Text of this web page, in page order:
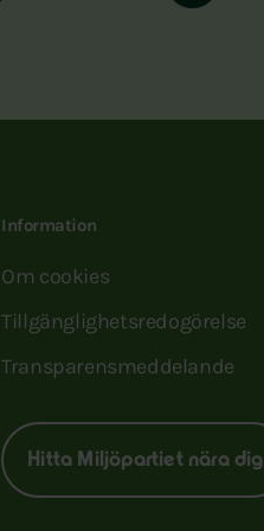
Information
Om cookies
Tillgänglighetsredogörelse
Transparensmeddelande
Hitta Miljöpartiet nära dig